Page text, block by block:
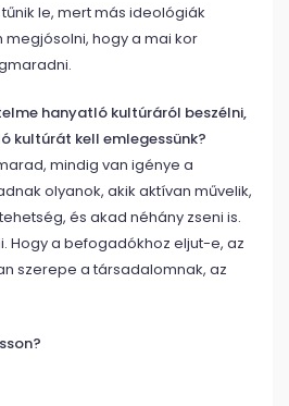
le, mert más ideológiák
megjósolni, hogy a mai kor
hanyatló kultúráról beszélni,
kultúrát kell emlegessünk?
mindig van igénye a
olyanok, akik aktívan művelik,
és akad néhány zseni is.
Hogy a befogadókhoz eljut-e, az
szerepe a társadalomnak, az